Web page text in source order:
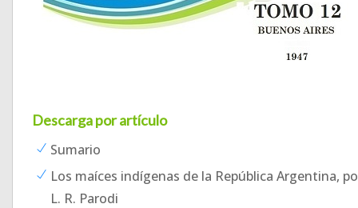
Descarga por artículo
Sumario
Los maíces indígenas de la República Argentina,
L. R. Parodi